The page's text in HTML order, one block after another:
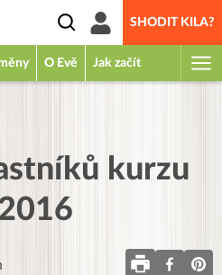
SHODIT KILA?
O Evě Jak začít
kurzu